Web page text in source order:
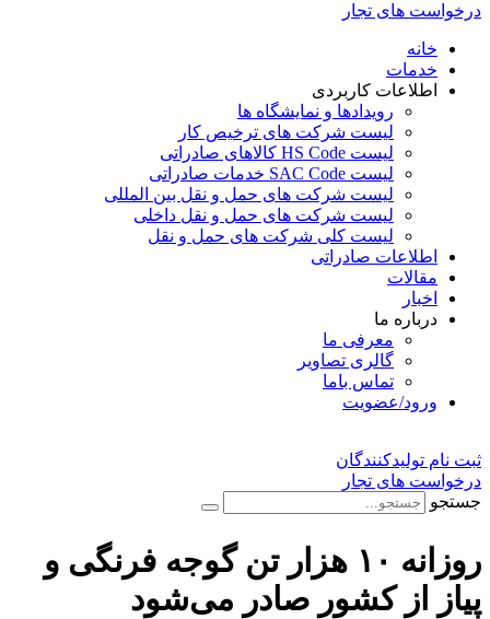
درخواست های تجار
خانه
خدمات
اطلاعات کاربردی
رویدادها و نمایشگاه ها
لیست شرکت های ترخیص کار
لیست HS Code کالاهای صادراتی
لیست SAC Code خدمات صادراتی
لیست شرکت های حمل و نقل بین المللی
لیست شرکت های حمل و نقل داخلی
لیست کلی شرکت های حمل و نقل
اطلاعات صادراتی
مقالات
اخبار
درباره ما
معرفی ما
گالری تصاویر
تماس باما
ورود/عضویت
ثبت نام تولیدکنندگان
درخواست های تجار
جستجو
روزانه ۱۰ هزار تن گوجه فرنگی و
پیاز از کشور صادر می‌شود